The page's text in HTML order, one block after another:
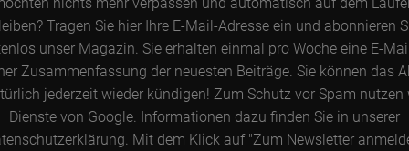
Tragen Sie hier Ihre E-Mail-Adresse ein und abonnieren
unser Magazin. Sie erhalten einmal pro Woche eine E-
Zusammenfassung der neuesten Beiträge. Sie können das
jederzeit wieder kündigen! Zum Schutz vor Spam nutzen
Dienste von Google. Informationen dazu finden Sie in unserer
Mit dem Klick auf "Zum Newsletter